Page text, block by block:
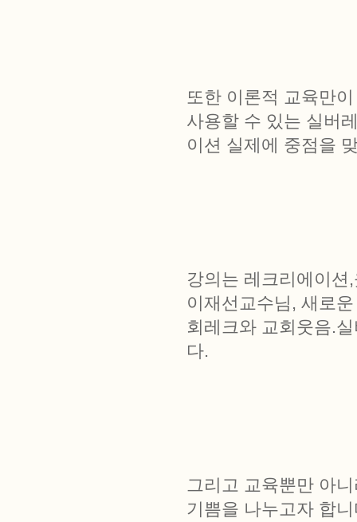
또한 이론적 교육만
사용할 수 있는 실버
이션 실제에 중점을
강의는 레크리에이
이재선교수님, 새로
회레크와 교회웃음.
다.
그리고 교육뿐만 아
기쁨을 나누고자 합